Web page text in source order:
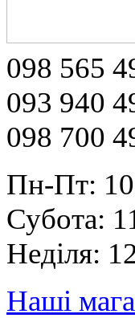
098 565
093 940
098 700
Пн-Пт:
Субота:
Неділя:
Наші